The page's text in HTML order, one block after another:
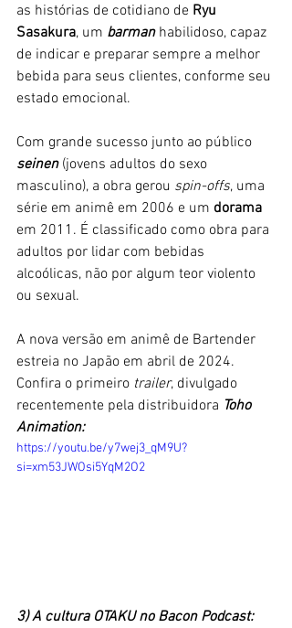
as histórias de cotidiano de Ryu
Sasakura, um barman habilidoso, capaz
de indicar e preparar sempre a melhor
bebida para seus clientes, conforme seu
estado emocional.
Com grande sucesso junto ao público
seinen (jovens adultos do sexo
masculino), a obra gerou spin-offs, uma
série em animê em 2006 e um dorama
em 2011. É classificado como obra para
adultos por lidar com bebidas
alcoólicas, não por algum teor violento
ou sexual.
A nova versão em animê de Bartender
estreia no Japão em abril de 2024.
Confira o primeiro trailer, divulgado
recentemente pela distribuidora Toho
Animation:
https://youtu.be/y7wej3_qM9U?
si=xm53JWOsi5YqM2O2
3) A cultura OTAKU no Bacon Podcast: